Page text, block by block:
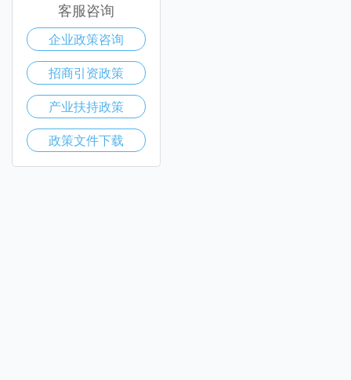
客服咨询
企业政策咨询
招商引资政策
产业扶持政策
政策文件下载